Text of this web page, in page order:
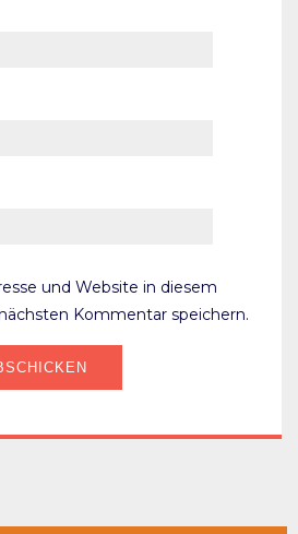
und Website in diesem
Kommentar speichern.